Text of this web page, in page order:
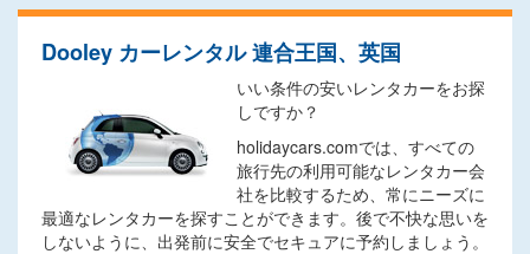
Dooley カーレンタル 連合王国、英国
いい条件の安いレンタカーをお探
しですか？
holidaycars.comでは、すべての
旅行先の利用可能なレンタカー会
社を比較するため、常にニーズに
最適なレンタカーを探すことができます。後で不快な思いを
しないように、出発前に安全でセキュアに予約しましょう。